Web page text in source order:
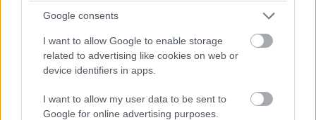
Google consents
I want to allow Google to enable storage
related to advertising like cookies on web or
device identifiers in apps.
I want to allow my user data to be sent to
Google for online advertising purposes.
είπα ‘να πας μετά χαράς’. Πίστευαν βέβαια πως αν θα
πάρουν τον Γκιούρδα στην Εθνική ομάδα, εγώ θα χάσω
ψήφους.
-Λίγκα Α1 Γυναικών θα κάνει ο Καραμπέτσος, αν βγει
πρόεδρος;